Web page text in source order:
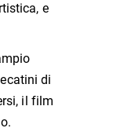
e
di
il film